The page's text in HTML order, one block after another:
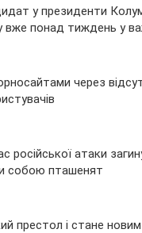
у президенти
вже понад тиждень у
через
російської атаки
собою пташенят
престол і стане